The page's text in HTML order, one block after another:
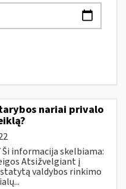
nariai privalo
informacija skelbiama:
Atsižvelgiant į
valdybos rinkimo